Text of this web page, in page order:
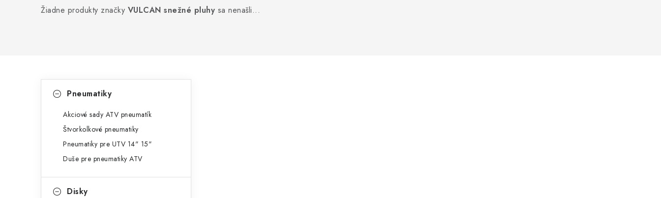
Žiadne produkty značky VULCAN snežné pluhy sa nenašli...
p
kategóriePneumatiky
Akciové sady ATV pneumatík
Štvorkolkové pneumatiky
Pneumatiky pre UTV 14" 15"
Duše pre pneumatiky ATV
Disky